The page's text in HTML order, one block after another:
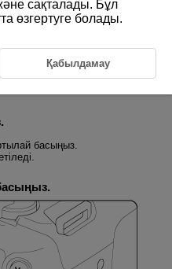
керек болғанда немесе бір
түсірген кезіңізде
деп аталады. Бұл артқы
тиімді.
басыңыз.
сақталады. Бұл
өзгертуге болады.
Қабылдамау